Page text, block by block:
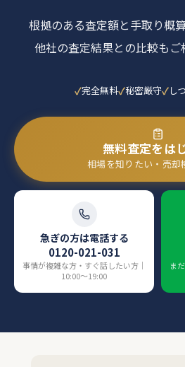
根拠のある査定額と手取り概
他社の査定結果との比較もご
完全無料 秘密厳守 し
無料査定をは
相場を知りたい・売却
急ぎの方は電話する
0120-021-031
事情が複雑な方・すぐ話したい方｜
10:00〜19:00
ま